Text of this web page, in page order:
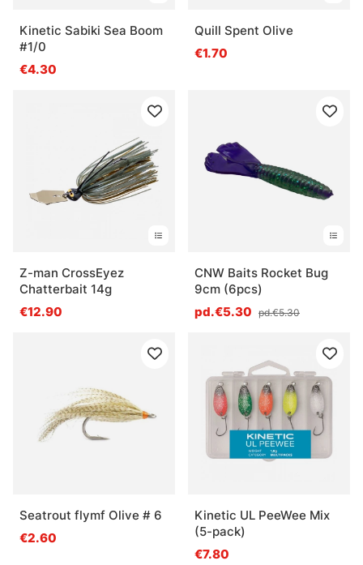
Kinetic Sabiki Sea Boom
#1/0
€4.30
Quill Spent Olive
€1.70
Z-man CrossEyez
Chatterbait 14g
€12.90
CNW Baits Rocket Bug
9cm (6pcs)
pd.€5.30 pd.€5.30
Seatrout flymf Olive # 6
€2.60
Kinetic UL PeeWee Mix
(5-pack)
€7.80